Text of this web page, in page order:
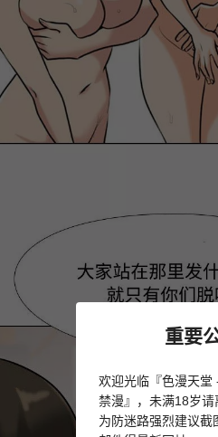
重要
欢迎光临『色漫天堂
禁漫』，未满18岁请
为防迷路强烈建议截